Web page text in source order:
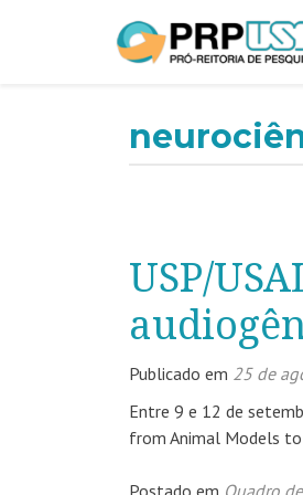
USP/
Publicado em 25 de
Entre 9 e 12 de
from Animal Models to
Postado em Quadro